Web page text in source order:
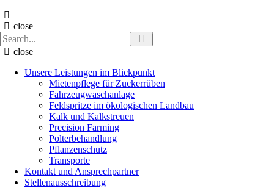
close
Search
for:close
Unsere Leistungen im Blickpunkt
Mietenpflege für Zuckerrüben
Fahrzeugwaschanlage
Feldspritze im ökologischen Landbau
Kalk und Kalkstreuen
Precision Farming
Polterbehandlung
Pflanzenschutz
Transporte
Kontakt und Ansprechpartner
Stellenausschreibung